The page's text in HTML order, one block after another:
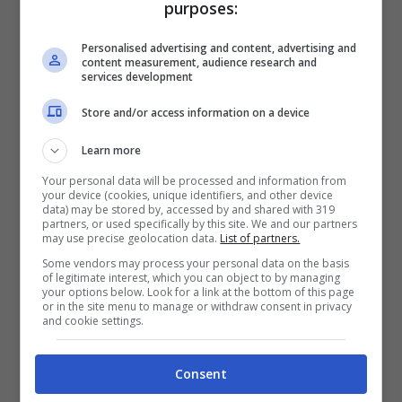
resistito fuori dalla Casa. E invece, la coppia
che mai.
Leggi anche —–>Barbara d’Urso, brutte
notizie per la conduttrice | Si teme il peggio
purposes:
Personalised advertising and content, advertising and
content measurement, audience research and
services development
Store and/or access information on a device
Learn more
Your personal data will be processed and information from
your device (cookies, unique identifiers, and other device
data) may be stored by, accessed by and shared with 319
partners, or used specifically by this site. We and our partners
may use precise geolocation data. List of partners.
Some vendors may process your personal data on the basis
of legitimate interest, which you can object to by managing
your options below. Look for a link at the bottom of this page
or in the site menu to manage or withdraw consent in privacy
and cookie settings.
Consent